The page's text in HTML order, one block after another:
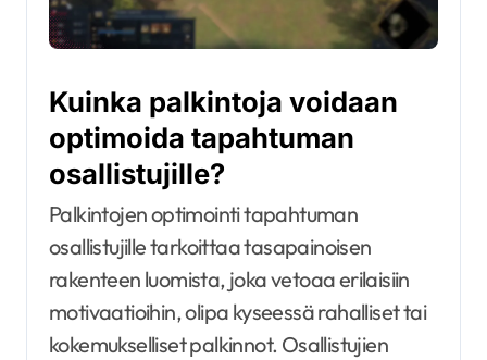
Kuinka palkintoja voidaan
optimoida tapahtuman
osallistujille?
Palkintojen optimointi tapahtuman
osallistujille tarkoittaa tasapainoisen
rakenteen luomista, joka vetoaa erilaisiin
motivaatioihin, olipa kyseessä rahalliset tai
kokemukselliset palkinnot. Osallistujien